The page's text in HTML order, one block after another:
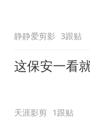
静静爱剪影 3跟贴
这保安一看
天涯影剪 1跟贴